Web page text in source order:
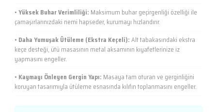
•Yüksek Buhar Verimliliği: Maksimum buhar geçirgenliği özelliği ile
çamaşırlarınızdaki nemi hapseder, kurumayı hızlandırır.
• Daha Yumuşak Ütüleme (Ekstra Keçeli):Alt tabakasındaki ekstra
keçe desteği, ütü masasının metal aksamının kıyafetlerinize iz
yapmasını engeller.
• Kaymayı Önleyen Gergin Yapı: Masaya tam oturan ve gerginliğini
koruyan tasarımıyla ütüleme esnasında kılıfın toplanmasını engeller.